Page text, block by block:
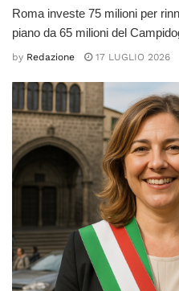
Roma investe 75 milioni per
piano da 65 milioni del
by Redazione 17 LUGLIO 2026